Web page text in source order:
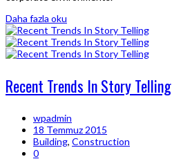
Daha fazla oku
Recent Trends In Story Telling
wpadmin
18 Temmuz 2015
Building, Construction
0